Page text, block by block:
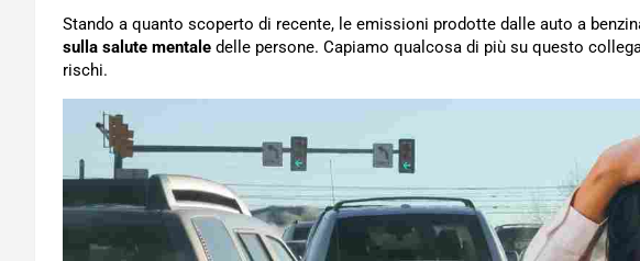
Stando a quanto scoperto di recente, le emissioni prodotte dalle auto a
sulla salute mentale delle persone. Capiamo qualcosa di più su questo
rischi.